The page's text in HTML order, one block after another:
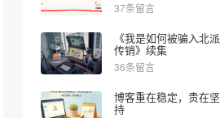
37条留言
《我是如何被骗入北派
传销》续集
36条留言
博客重在稳定，贵在坚
持